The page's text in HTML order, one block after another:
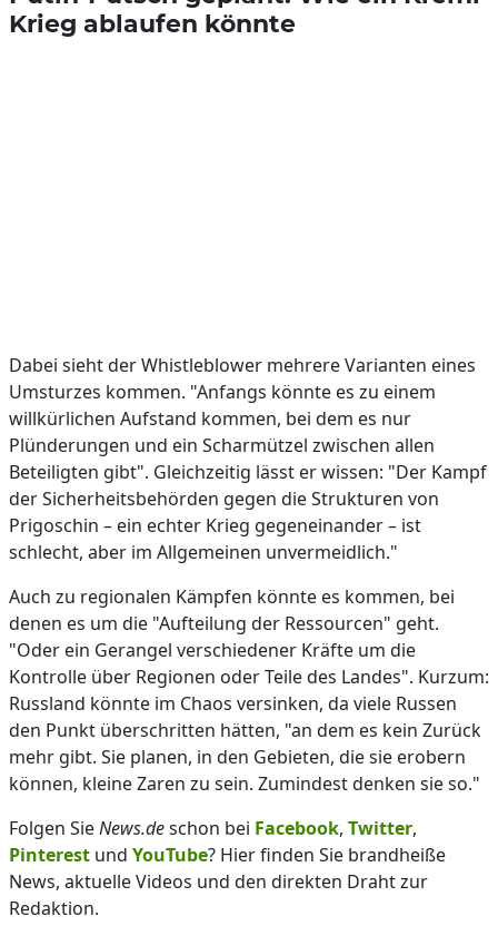
Krieg ablaufen könnte
Dabei sieht der Whistleblower mehrere Varianten eines
Umsturzes kommen. "Anfangs könnte es zu einem
willkürlichen Aufstand kommen, bei dem es nur
Plünderungen und ein Scharmützel zwischen allen
Beteiligten gibt". Gleichzeitig lässt er wissen: "Der Kampf
der Sicherheitsbehörden gegen die Strukturen von
Prigoschin – ein echter Krieg gegeneinander – ist
schlecht, aber im Allgemeinen unvermeidlich."
Auch zu regionalen Kämpfen könnte es kommen, bei
denen es um die "Aufteilung der Ressourcen" geht.
"Oder ein Gerangel verschiedener Kräfte um die
Kontrolle über Regionen oder Teile des Landes". Kurzum:
Russland könnte im Chaos versinken, da viele Russen
den Punkt überschritten hätten, "an dem es kein Zurück
mehr gibt. Sie planen, in den Gebieten, die sie erobern
können, kleine Zaren zu sein. Zumindest denken sie so."
Folgen SieNews.deschon bei Facebook, Twitter,
Pinterest und YouTube? Hier finden Sie brandheiße
News, aktuelle Videos und den direkten Draht zur
Redaktion.